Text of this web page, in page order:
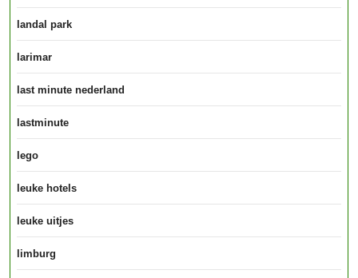
landal park
larimar
last minute nederland
lastminute
lego
leuke hotels
leuke uitjes
limburg